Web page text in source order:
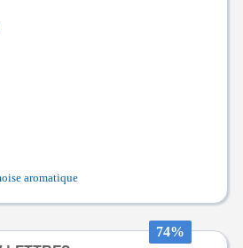
aromatique
74%